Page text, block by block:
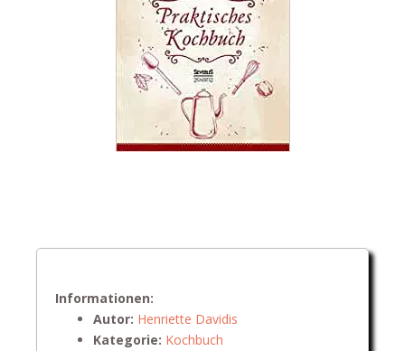
Informationen:
Autor: Henriette Davidis
Kategorie: Kochbuch